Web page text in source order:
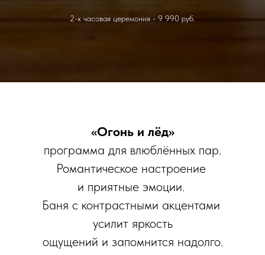
2-х часовая церемония - 9 990 руб.
«Огонь и лёд»
программа для влюблённых пар.
Романтическое настроение
и приятные эмоции.
Баня с контрастными акцентами
усилит яркость
ощущений и запомнится надолго.